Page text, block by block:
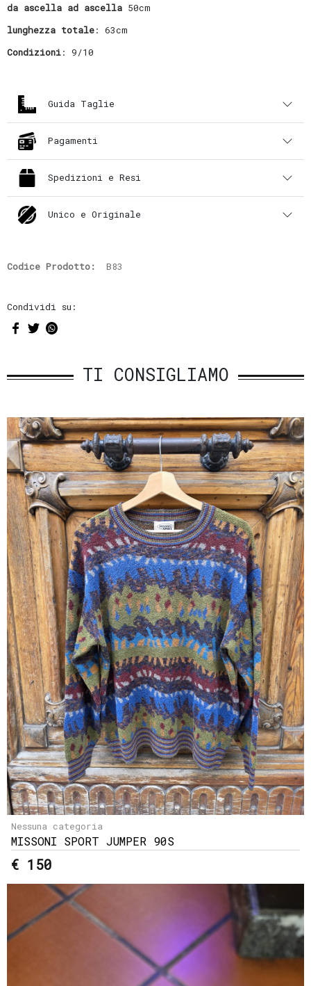
da ascella ad ascella50cm
lunghezza totale: 63cm
Condizioni: 9/10
Guida Taglie
Pagamenti
Spedizioni e Resi
Unico e Originale
Codice Prodotto: B83
Condividi su:
TI CONSIGLIAMO
Nessuna categoria
MISSONI SPORT JUMPER 90S
€ 150